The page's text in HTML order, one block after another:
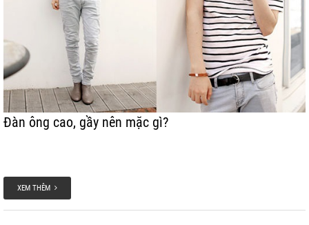
Đàn ông cao, gầy nên mặc gì?
XEM THÊM